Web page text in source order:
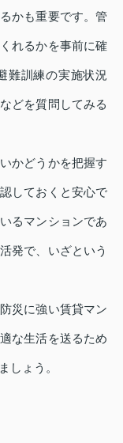
かも重要です。管
れるかを事前に確
難訓練の実施状況
どを質問してみる
かどうかを把握す
しておくと安心で
るマンションであ
発で、いざという
災に強い賃貸マン
な生活を送るため
しょう。